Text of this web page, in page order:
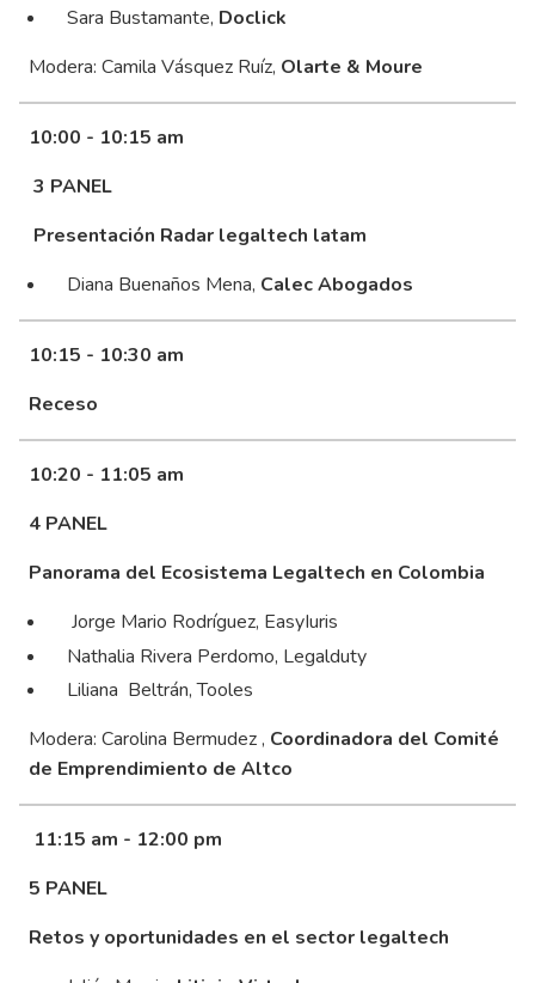
Sara Bustamante, Doclick
Modera: Camila Vásquez Ruíz, Olarte & Moure
10:00 - 10:15 am
3 PANEL
Presentación Radar legaltech latam
Diana Buenaños Mena, Calec Abogados
10:15 - 10:30 am
Receso
10:20 - 11:05 am
4 PANEL
Panorama del Ecosistema Legaltech en Colombia
Jorge Mario Rodríguez, EasyIuris
Nathalia Rivera Perdomo, Legalduty
Liliana Beltrán, Tooles
Modera: Carolina Bermudez , Coordinadora del Comité
de Emprendimiento de Altco
11:15 am - 12:00 pm
5 PANEL
Retos y oportunidades en el sector legaltech